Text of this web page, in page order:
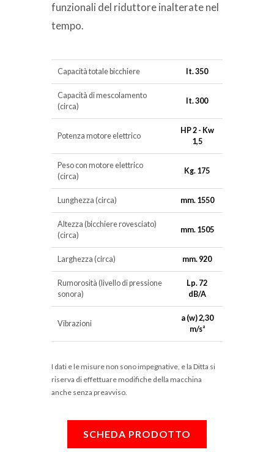
funzionali del riduttore inalterate nel
tempo.
Capacità totale bicchiere lt. 350
Capacità di mescolamento
(circa)
lt. 300
Potenza motore elettrico
HP 2 - Kw
1,5
Peso con motore elettrico
(circa)
Kg. 175
Lunghezza (circa) mm. 1550
Altezza (bicchiere rovesciato)
(circa)
mm. 1505
Larghezza (circa) mm. 920
Rumorosità (livello di pressione
sonora)
Lp. 72
dB/A
Vibrazioni
a (w) 2,30
m/s²
I dati e le misure non sono impegnative, e la Ditta si
riserva di effettuare modifiche della macchina
anche senza preavviso.
SCHEDA PRODOTTO